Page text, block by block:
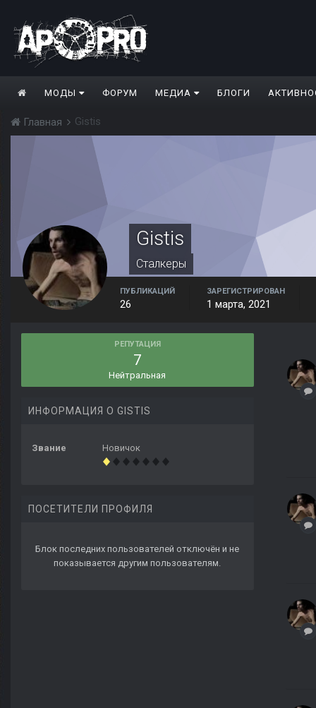
МОДЫ ФОРУМ МЕДИА БЛОГИ
Главная Gistis
Gistis
Сталкеры
ПУБЛИКАЦИЙ
26
ЗАРЕГИСТРИРОВАН
1 марта, 2021
РЕПУТАЦИЯ
7
Нейтральная
ИНФОРМАЦИЯ О GISTIS
Звание Новичок
ПОСЕТИТЕЛИ ПРОФИЛЯ
Блок последних пользователей отключён и не
показывается другим пользователям.